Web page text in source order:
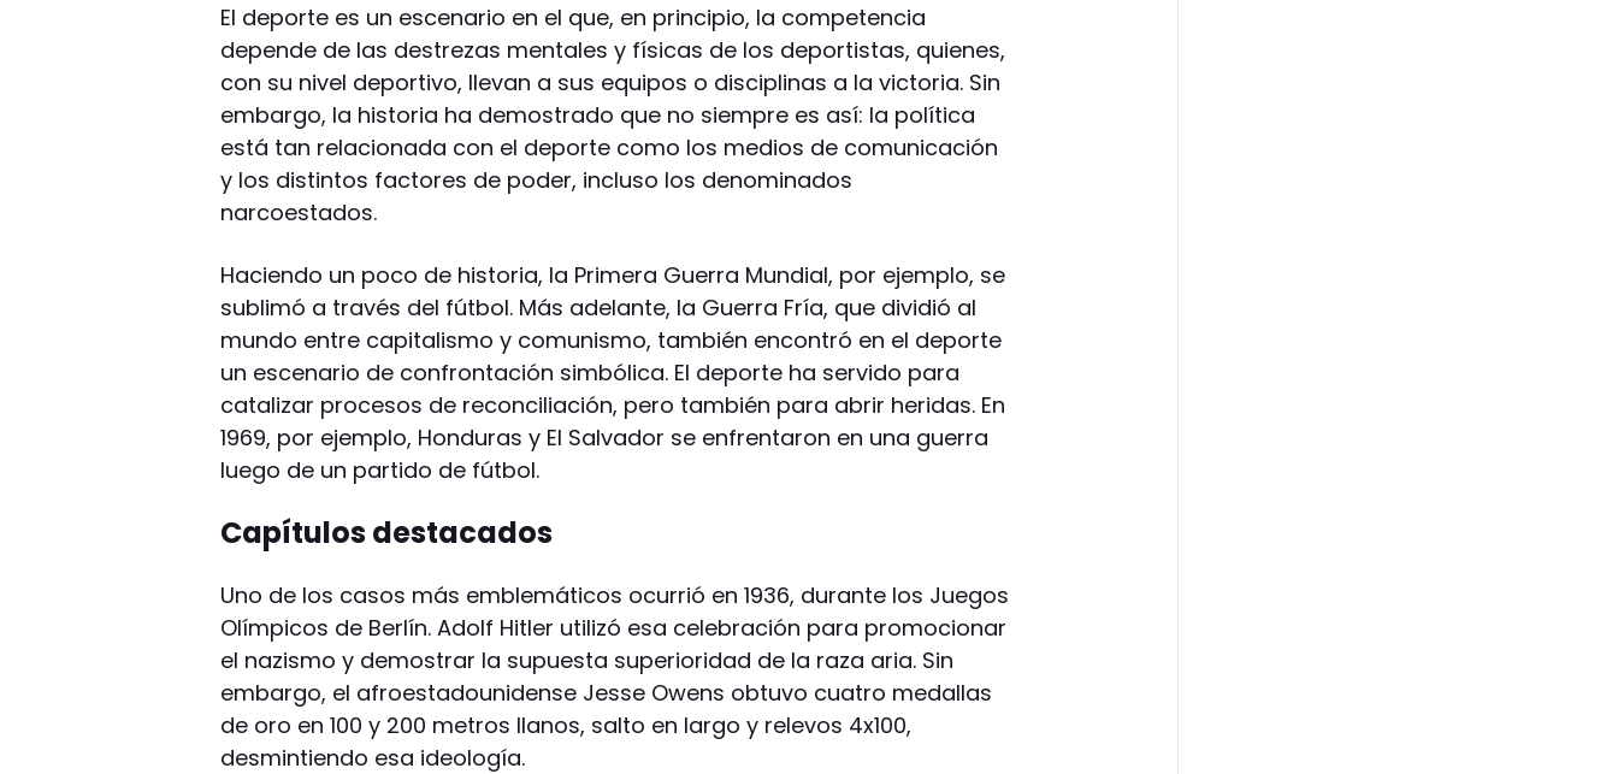
El deporte es un escenario en el que, en principio, la competencia
depende de las destrezas mentales y físicas de los deportistas, quienes,
con su nivel deportivo, llevan a sus equipos o disciplinas a la victoria. Sin
embargo, la historia ha demostrado que no siempre es así: la política
está tan relacionada con el deporte como los medios de comunicación
y los distintos factores de poder, incluso los denominados
narcoestados.
Haciendo un poco de historia, la Primera Guerra Mundial, por ejemplo, se
sublimó a través del fútbol. Más adelante, la Guerra Fría, que dividió al
mundo entre capitalismo y comunismo, también encontró en el deporte
un escenario de confrontación simbólica. El deporte ha servido para
catalizar procesos de reconciliación, pero también para abrir heridas. En
1969, por ejemplo, Honduras y El Salvador se enfrentaron en una guerra
luego de un partido de fútbol.
Capítulos destacados
Uno de los casos más emblemáticos ocurrió en 1936, durante los Juegos
Olímpicos de Berlín. Adolf Hitler utilizó esa celebración para promocionar
el nazismo y demostrar la supuesta superioridad de la raza aria. Sin
embargo, el afroestadounidense Jesse Owens obtuvo cuatro medallas
de oro en 100 y 200 metros llanos, salto en largo y relevos 4x100,
desmintiendo esa ideología.